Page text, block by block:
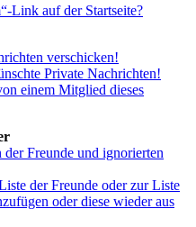
Link auf der Startseite?
verschicken!
Private Nachrichten!
einem Mitglied dieses
Freunde und ignorierten
der Freunde oder zur Liste
oder diese wieder aus